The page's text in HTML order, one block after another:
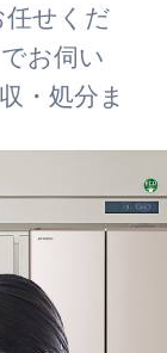
せくだ
お伺い
・処分ま